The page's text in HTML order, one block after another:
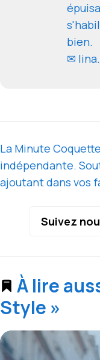
bien.
✉
La Minute
indépendante.
ajoutant dans vos
Suivez
À lire
Style »